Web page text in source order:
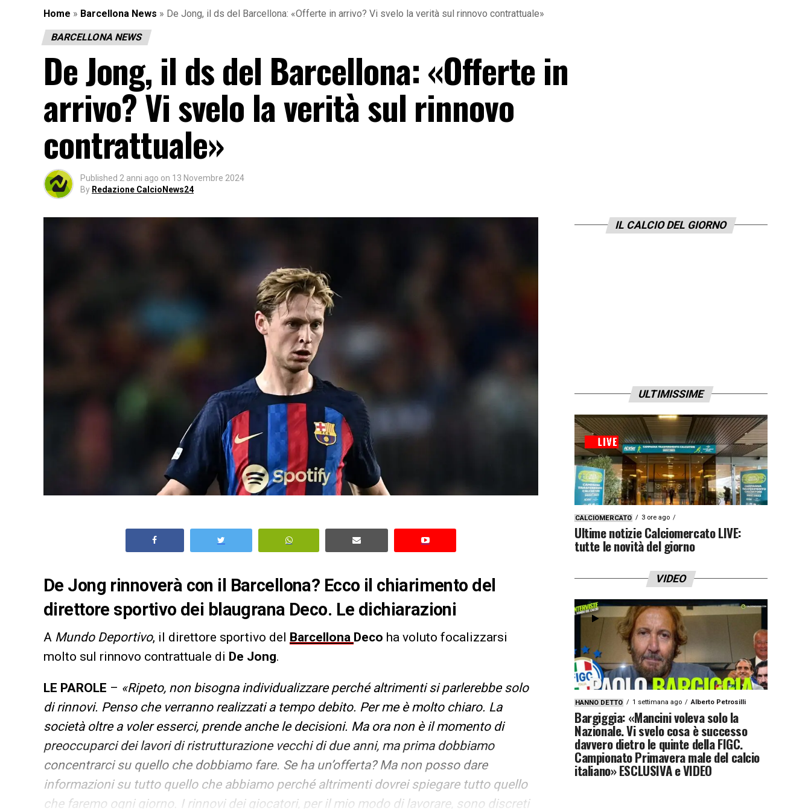
Home » Barcellona News » De Jong, il ds del Barcellona: «Offerte in arrivo? Vi svelo la verità sul rinnovo contrattuale»
BARCELLONA NEWS
De Jong, il ds del Barcellona: «Offerte in
arrivo? Vi svelo la verità sul rinnovo
contrattuale»
Published 2 anni ago on 13 Novembre 2024
By Redazione CalcioNews24
De Jong rinnoverà con il Barcellona? Ecco il chiarimento del
direttore sportivo dei blaugrana Deco. Le dichiarazioni
A Mundo Deportivo, il direttore sportivo del Barcellona Deco ha voluto focalizzarsi
molto sul rinnovo contrattuale di De Jong.
LE PAROLE – «Ripeto, non bisogna individualizzare perché altrimenti si parlerebbe solo
di rinnovi. Penso che verranno realizzati a tempo debito. Per me è molto chiaro. La
società oltre a voler esserci, prende anche le decisioni. Ma ora non è il momento di
preoccuparci dei lavori di ristrutturazione vecchi di due anni, ma prima dobbiamo
concentrarci su quello che dobbiamo fare. Se ha un’offerta? Ma non posso dare
informazioni su tutto quello che abbiamo perché altrimenti dovrei spiegare tutto quello
che faremo ogni giorno. I rinnovi dei giocatori, per il mio modo di lavorare, sono discreti
IL CALCIO DEL GIORNO
ULTIMISSIME
CALCIOMERCATO 3 ore ago
Ultime notizie Calciomercato LIVE:
tutte le novità del giorno
VIDEO
HANNO DETTO 1 settimana ago Alberto Petrosilli
Bargiggia: «Mancini voleva solo la
Nazionale. Vi svelo cosa è successo
davvero dietro le quinte della FIGC.
Campionato Primavera male del calcio
italiano» ESCLUSIVA e VIDEO